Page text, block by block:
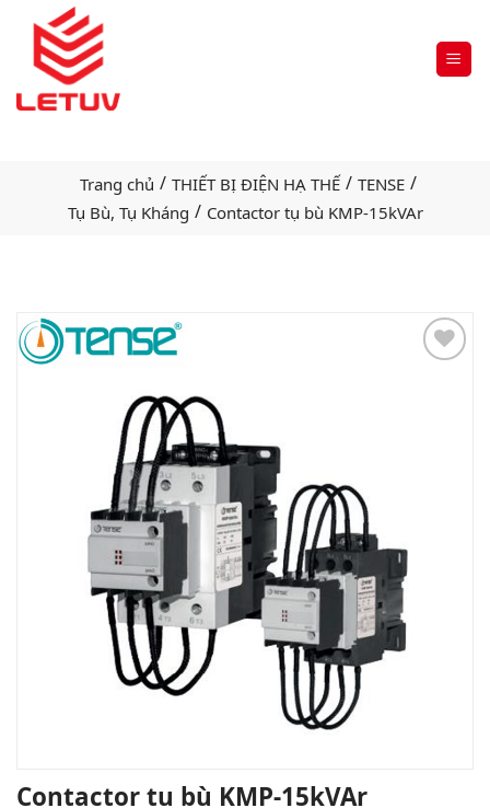
Trang chủ / THIẾT BỊ ĐIỆN HẠ THẾ / TENSE /
Tụ Bù, Tụ Kháng / Contactor tụ bù KMP-15kVAr
Contactor tụ bù KMP-15kVAr